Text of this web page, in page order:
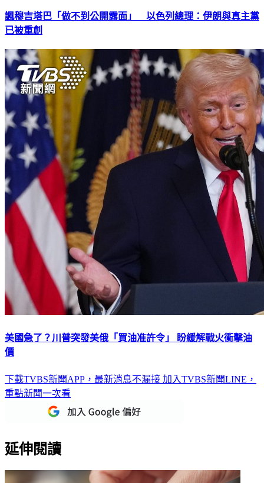
諷穆吉塔巴「做不到公開露面」 以色列總理：伊朗與真主黨
已被重創
美國急了？川普突發美俄「買油准許令」 盼緩解戰火衝擊油
價
下載TVBS新聞APP，最新消息不漏接 加入TVBS新聞LINE，
重點新聞一次看
延伸閱讀